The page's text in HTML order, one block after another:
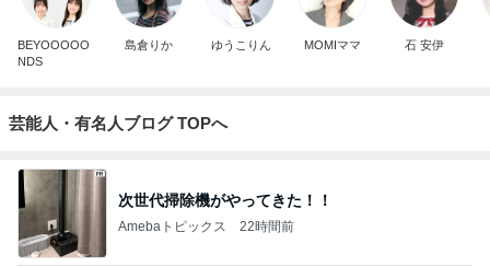
BEYOOOOO
NDS
島倉りか ゆうこりん MOMIママ 石 安伊
芸能人・有名人ブログ TOPへ
次世代掃除機がやってきた！！
Amebaトピックス 22時間前